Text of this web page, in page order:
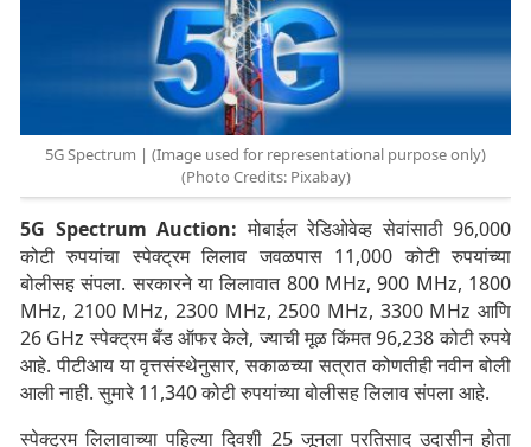
5G Spectrum | (Image used for representational purpose only)
(Photo Credits: Pixabay)
5G Spectrum Auction: मोबाईल रेडिओवेव्ह सेवांसाठी 96,000
कोटी रुपयांचा स्पेक्ट्रम लिलाव जवळपास 11,000 कोटी रुपयांच्या
बोलीसह संपला. सरकारने या लिलावात 800 MHz, 900 MHz, 1800
MHz, 2100 MHz, 2300 MHz, 2500 MHz, 3300 MHz आणि
26 GHz स्पेक्ट्रम बँड ऑफर केले, ज्याची मूळ किंमत 96,238 कोटी रुपये
आहे. पीटीआय या वृत्तसंस्थेनुसार, सकाळच्या सत्रात कोणतीही नवीन बोली
आली नाही. सुमारे 11,340 कोटी रुपयांच्या बोलीसह लिलाव संपला आहे.
स्पेक्ट्रम लिलावाच्या पहिल्या दिवशी 25 जूनला प्रतिसाद उदासीन होता